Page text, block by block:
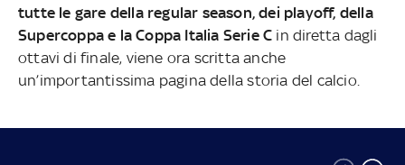
tutte le gare della regular season, dei playoff, della
Supercoppa e la Coppa Italia Serie C in diretta dagli
ottavi di finale, viene ora scritta anche
un’importantissima pagina della storia del calcio.